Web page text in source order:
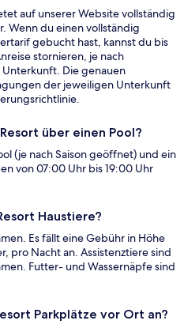
auf unserer Website vollständig
Wenn du einen vollständig
gebucht hast, kannst du bis
stornieren, je nach
Die genauen
der jeweiligen Unterkunft
über einen Pool?
(je nach Saison geöffnet) und ein
von 07:00 Uhr bis 19:00 Uhr
Haustiere?
Es fällt eine Gebühr in Höhe
pro Nacht an. Assistenztiere sind
Futter- und Wassernäpfe sind
Parkplätze vor Ort an?